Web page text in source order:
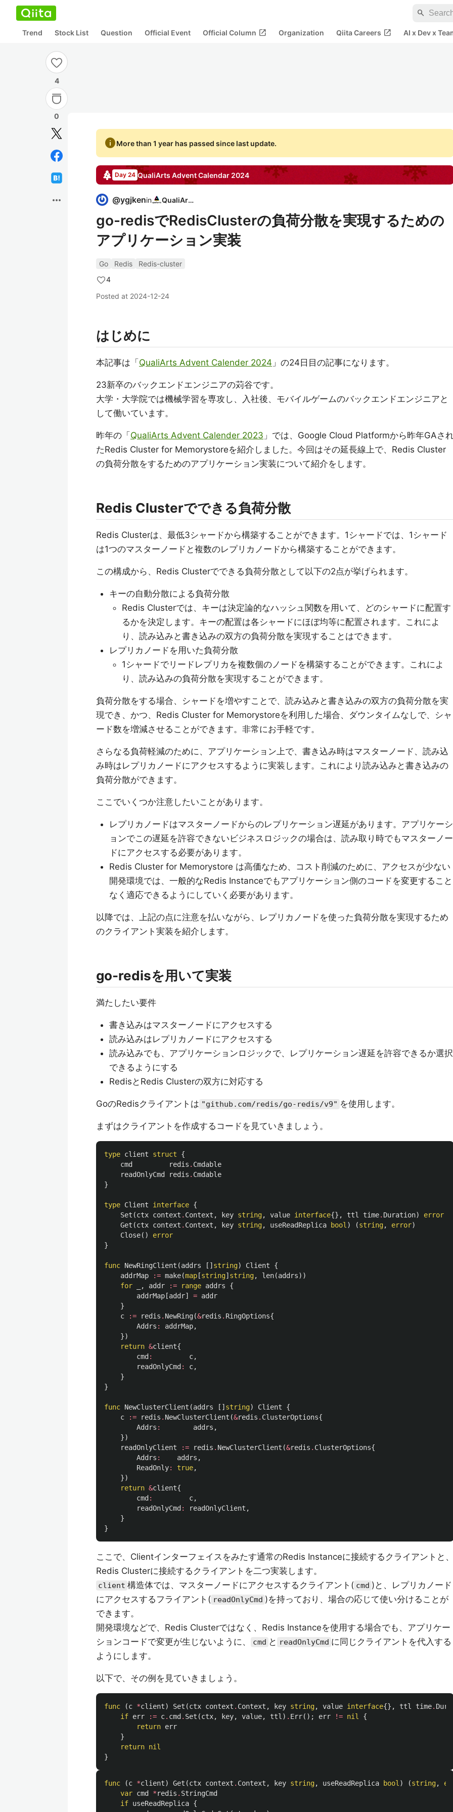
search
Trend Stock List Question Official Event Official Column open_in_new Organization Qiita Careers open_in_new AI x Dev x
4
0
more_horiz
infoMore than 1 year has passed since last update.
Day 24 QualiArts Advent Calendar 2024
@ygjkenin QualiArts
go-redisでRedisClusterの負荷分散を実現するための
アプリケーション実装
Go Redis
Redis-cluster
4
Posted at 2024-12-24
はじめに
本記事は「 QualiArts Advent Calender 2024 」の24日目の記事になります。
23新卒のバックエンドエンジニアの苅谷です。
大学・大学院では機械学習を専攻し、入社後、モバイルゲームのバックエンドエンジニアと
して働いています。
昨年の「 QualiArts Advent Calender 2023 」では、Google Cloud Platformから昨年GAさ
たRedis Cluster for Memorystoreを紹介しました。今回はその延長線上で、Redis Cluster
の負荷分散をするためのアプリケーション実装について紹介をします。
Redis Clusterでできる負荷分散
Redis Clusterは、最低3シャードから構築することができます。1シャードでは、1シャード
は1つのマスターノードと複数のレプリカノードから構築することができます。
この構成から、Redis Clusterでできる負荷分散として以下の2点が挙げられます。
キーの自動分散による負荷分散
Redis Clusterでは、キーは決定論的なハッシュ関数を用いて、どのシャードに配置す
るかを決定します。キーの配置は各シャードにほぼ均等に配置されます。これによ
り、読み込みと書き込みの双方の負荷分散を実現することはできます。
レプリカノードを用いた負荷分散
1シャードでリードレプリカを複数個のノードを構築することができます。これによ
り、読み込みの負荷分散を実現することができます。
負荷分散をする場合、シャードを増やすことで、読み込みと書き込みの双方の負荷分散を実
現でき、かつ、Redis Cluster for Memorystoreを利用した場合、ダウンタイムなしで、シャ
ード数を増減させることができます。非常にお手軽です。
さらなる負荷軽減のために、アプリケーション上で、書き込み時はマスターノード、読み込
み時はレプリカノードにアクセスするように実装します。これにより読み込みと書き込みの
負荷分散ができます。
ここでいくつか注意したいことがあります。
レプリカノードはマスターノードからのレプリケーション遅延があります。アプリケーシ
ョンでこの遅延を許容できないビジネスロジックの場合は、読み取り時でもマスターノー
ドにアクセスする必要があります。
Redis Cluster for Memorystore は高価なため、コスト削減のために、アクセスが少ない
開発環境では、一般的なRedis Instanceでもアプリケーション側のコードを変更すること
なく適応できるようにしていく必要があります。
以降では、上記の点に注意を払いながら、レプリカノードを使った負荷分散を実現するため
のクライアント実装を紹介します。
go-redisを用いて実装
満たしたい要件
書き込みはマスターノードにアクセスする
読み込みはレプリカノードにアクセスする
読み込みでも、アプリケーションロジックで、レプリケーション遅延を許容できるか選択
できるようにする
RedisとRedis Clusterの双方に対応する
GoのRedisクライアントは "github.com/redis/go-redis/v9" を使用します。
まずはクライアントを作成するコードを見ていきましょう。
type client struct
{
cmd
redis . Cmdable
readOnlyCmd
redis . Cmdable
}
type Client interface {
Set (ctx context . Context , key string, value interface{}, ttl time. Duration)
error
Get (ctx context . Context , key string, useReadReplica bool ) (string, error)
Close()
error
}
func NewRingClient (addrs [] string) Client
{
addrMap
:= make(map [string] string, len(addrs))
for
, addr := range addrs
{
addrMap [addr] = addr
}
c
:= redis . NewRing(&redis . RingOptions{
Addrs : addrMap,
})
return &client{
cmd : c,
readOnlyCmd : c,
}
}
func NewClusterClient (addrs [] string) Client
{
c
:= redis . NewClusterClient (&redis . ClusterOptions{
Addrs : addrs ,
})
readOnlyClient
:= redis . NewClusterClient (&redis . ClusterOptions{
Addrs : addrs ,
ReadOnly: true,
})
return &client{
cmd : c,
readOnlyCmd : readOnlyClient ,
}
}
ここで、Clientインターフェイスをみたす通常のRedis Instanceに接続するクライアントと
Redis Clusterに接続するクライアントを二つ実装します。
client 構造体では、マスターノードにアクセスするクライアント( cmd )と、レプリカノード
にアクセスするフライアント( readOnlyCmd )を持っており、場合の応じて使い分けることが
できます。
開発環境などで、Redis Clusterではなく、Redis Instanceを使用する場合でも、アプリケー
ションコードで変更が生じないように、
cmd と readOnlyCmd に同じクライアントを代入する
ようにします。
以下で、その例を見ていきましょう。
func (c *client) Set (ctx context . Context , key string, value interface{}, ttl time.
if err := c. cmd . Set (ctx, key, value, ttl ) . Err(); err != nil
{
return err
}
return nil
}
func (c *client) Get (ctx context . Context , key string, useReadReplica bool ) (string,
var cmd *redis . StringCmd
if useReadReplica {